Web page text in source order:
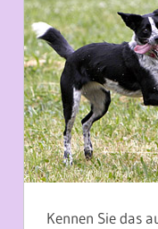
Kennen Sie das